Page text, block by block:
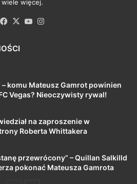
wiele więcej.
Facebook
X YouTube
– komu Mateusz Gamrot powinien
Vegas? Nieoczywisty rywal!
na zaproszenie w
Roberta Whittakera
przewrócony” – Quillan Salkilld
pokonać Mateusza Gamrota